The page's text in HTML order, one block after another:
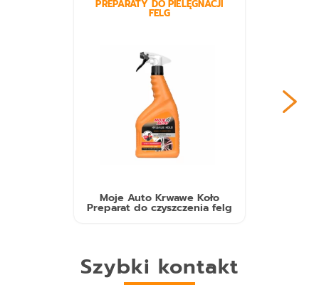
PREPARATY DO PIELĘGNACJI
FELG
Moje Auto Krwawe Koło
Preparat do czyszczenia felg
Szybki kontakt